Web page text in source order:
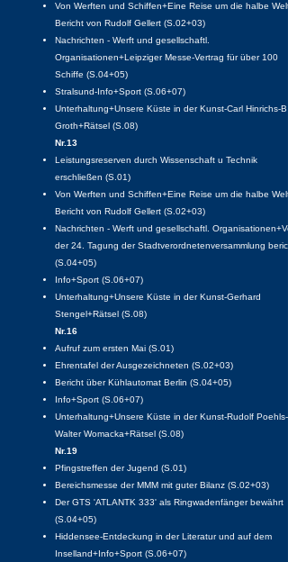
Von Werften und Schiffen+Eine Reise um die halbe Welt-
Bericht von Rudolf Gellert (S.02+03)
Nachrichten - Werft und gesellschaftl.
Organisationen+Leipziger Messe-Vertrag für über 100
Schiffe (S.04+05)
Stralsund-Info+Sport (S.06+07)
Unterhaltung+Unsere Küste in der Kunst-Carl Hinrichs-B
Groth+Rätsel (S.08)
Nr.13
Leistungsreserven durch Wissenschaft u Technik
erschließen (S.01)
Von Werften und Schiffen+Eine Reise um die halbe Welt-
Bericht von Rudolf Gellert (S.02+03)
Nachrichten - Werft und gesellschaftl.
der 24. Tagung der Stadtverordnetenversammlung
(S.04+05)
Info+Sport (S.06+07)
Unterhaltung+Unsere Küste in der Kunst-Gerhard
Stengel+Rätsel (S.08)
Nr.16
Aufruf zum ersten Mai (S.01)
Ehrentafel der Ausgezeichneten (S.02+03)
Bericht über Kühlautomat Berlin (S.04+05)
Info+Sport (S.06+07)
Unterhaltung+Unsere Küste in der Kunst-Rudolf Poehls-
Walter Womacka+Rätsel (S.08)
Nr.19
Pfingstreffen der Jugend (S.01)
Bereichsmesse der MMM mit guter Bilanz (S.02+03)
Der GTS 'ATLANTK 333' als Ringwadenfänger bewährt
(S.04+05)
Hiddensee-Entdeckung in der Literatur und auf dem
Inselland+Info+Sport (S.06+07)